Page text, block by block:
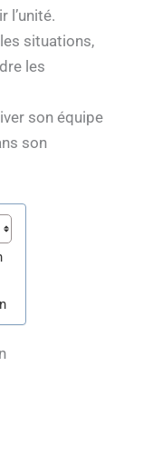
l’unité.
situations,
les
son équipe
son